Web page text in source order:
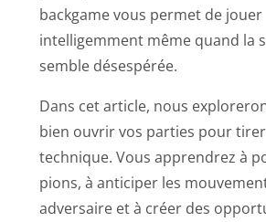
backgame vous permet de jouer
intelligemment même quand la
semble désespérée.
Dans cet article, nous
bien ouvrir vos parties pour
technique. Vous apprendrez à
pions, à anticiper les
adversaire et à créer des